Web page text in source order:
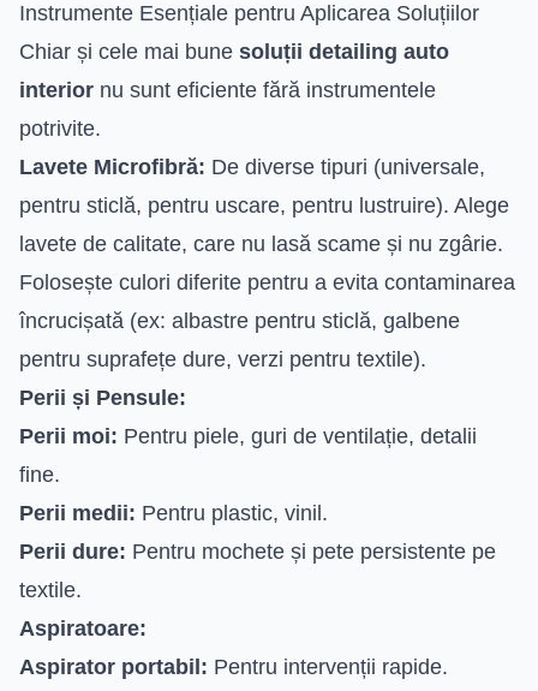
Instrumente Esențiale pentru Aplicarea Soluțiilor
Chiar și cele mai bune soluții detailing auto
interior nu sunt eficiente fără instrumentele
potrivite.
Lavete Microfibră: De diverse tipuri (universale,
pentru sticlă, pentru uscare, pentru lustruire). Alege
lavete de calitate, care nu lasă scame și nu zgârie.
Folosește culori diferite pentru a evita contaminarea
încrucișată (ex: albastre pentru sticlă, galbene
pentru suprafețe dure, verzi pentru textile).
Perii și Pensule:
Perii moi: Pentru piele, guri de ventilație, detalii
fine.
Perii medii: Pentru plastic, vinil.
Perii dure: Pentru mochete și pete persistente pe
textile.
Aspiratoare:
Aspirator portabil: Pentru intervenții rapide.